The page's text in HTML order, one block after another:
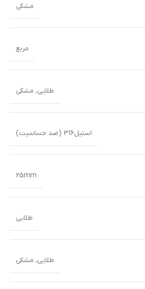
مشکی
مربع
طلایی, مشکی
استیل316 (ضد حساسیت)
25mm
طلایی
طلایی, مشکی